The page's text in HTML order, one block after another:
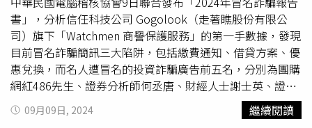
「海鮮類」（21.5%）、「米血」（19.5%）、「玉米」
（16.2%），以及「牛肉片、豬肉片、羊肉片」
（15.1%）、「黑輪、甜不辣」（14.1%）。
書」，分析信任科技公司 Gogolook（走著瞧股份有限公
司）旗下「Watchmen 商譽保護服務」的第一手數據，發現
目前冒名詐騙簡訊三大陷阱，包括繳費通知、借貸方案、優
惠兌換，而名人遭冒名的投資詐騙廣告前五名，分別為團購
網紅486先生、證券分析師何丞唐、財經人士謝士英、證券
分析師李永年及財經人士陳重銘。內政部警政署數據顯示，
去年詐騙報案近4萬件，總財損金額近90億台幣。不堪其擾
09月09日, 2024 繼續閱讀